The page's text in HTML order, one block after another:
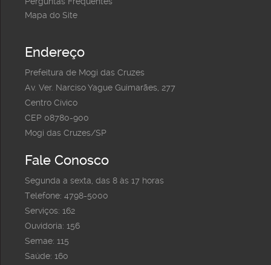
Mapa do Site
Endereço
Prefeitura de Mogi das Cruzes
Av. Ver. Narciso Yague Guimarães, 277
Centro Cívico
CEP 08780-900
Mogi das Cruzes/SP
Fale Conosco
Segunda a sexta, das 8 às 17 horas
Telefone: 4798-5000
Serviços: 162
Ouvidoria: 156
Semae: 115
Saúde: 160